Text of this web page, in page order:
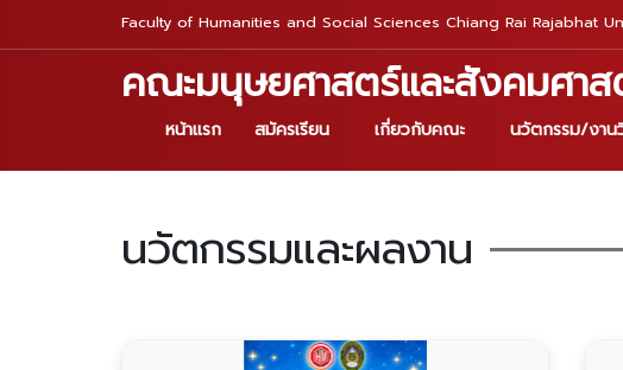
Faculty of Humanities and Social Sciences Chiang Rai Rajabhat
คณะมนุษยศาสตร์และสังคมศา
หน้าแรก สมัครเรียน เกี่ยวกับคณะ นวัตกรรม/งาน
นวัตกรรมและผลงาน